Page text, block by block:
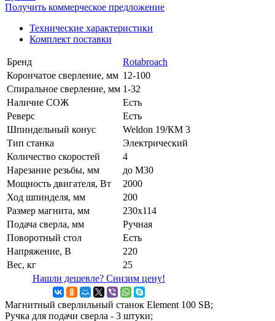
Получить коммерческое предложение
Технические характеристики
Комплект поставки
Бренд
Rotabroach
Корончатое сверление, мм 12-100
Спиральное сверление, мм 1-32
Наличие СОЖ
Есть
Реверс
Есть
Шпиндельный конус
Weldon 19/КМ 3
Тип станка
Электрический
Количество скоростей
4
Нарезание резьбы, мм
до М30
Мощность двигателя, Вт
2000
Ход шпинделя, мм
200
Размер магнита, мм
230х114
Подача сверла, мм
Ручная
Поворотный стол
Есть
Напряжение, В
220
Вес, кг
25
Нашли дешевле? Снизим цену!
Магнитный сверлильный станок Element 100 SB;
Ручка для подачи сверла - 3 штуки;